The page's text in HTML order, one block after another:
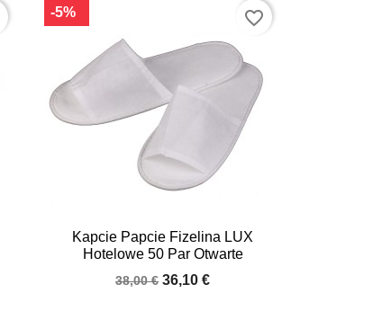
Kapcie Papcie Fizelina LUX
Hotelowe 50 Par Otwarte
38,00 € 36,10 €
-5%
Quick view
favorite_border